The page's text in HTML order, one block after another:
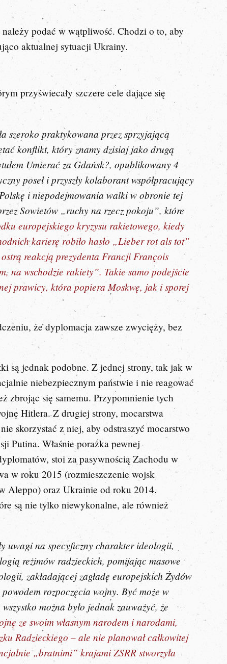
podać w wątpliwość. Chodzi o to, aby
aktualnej sytuacji Ukrainy.
przyświecały szczere cele dające się
szeroko praktykowana przez sprzyjającą
konflikt, który znamy dzisiaj jako drugą
Umierać za Gdańsk?, opublikowany 4
poseł i przyszły kolaborant współpracujący
i niepodejmowania walki w obronie tej
Sowietów „ruchy na rzecz pokoju”, które
europejskiego kryzysu rakietowego, kiedy
karierę robiło hasło „Lieber rot als tot”
reakcją prezydenta Francji François
na wschodzie rakiety”. Takie samo podejście
prawicy, która popiera Moskwę, jak i sporej
że dyplomacja zawsze zwycięży, bez
są jednak podobne. Z jednej strony, tak jak w
niebezpiecznym państwie i nie reagować
zbrojąc się samemu. Przypomnienie tych
Hitlera. Z drugiej strony, mocarstwa
skorzystać z niej, aby odstraszyć mocarstwo
Putina. Właśnie porażka pewnej
stoi za pasywnością Zachodu w
w roku 2015 (rozmieszczenie wojsk
Aleppo) oraz Ukrainie od roku 2014.
są nie tylko niewykonalne, ale również
uwagi na specyficzny charakter ideologii,
reżimów radzieckich, pomijając masowe
zakładającej zagładę europejskich Żydów
rozpoczęcia wojny. Być może w
można było jednak zauważyć, że
ze swoim własnym narodem i narodami,
Radzieckiego – ale nie planował całkowitej
„bratnimi” krajami ZSRR stworzyła